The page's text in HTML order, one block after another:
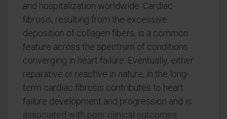
and hospitalization worldwide. Cardiac
fibrosis, resulting from the excessive
deposition of collagen fibers, is a common
feature across the spectrum of conditions
converging in heart failure. Eventually, either
reparative or reactive in nature, in the long-
term cardiac fibrosis contributes to heart
failure development and progression and is
associated with poor clinical outcomes.